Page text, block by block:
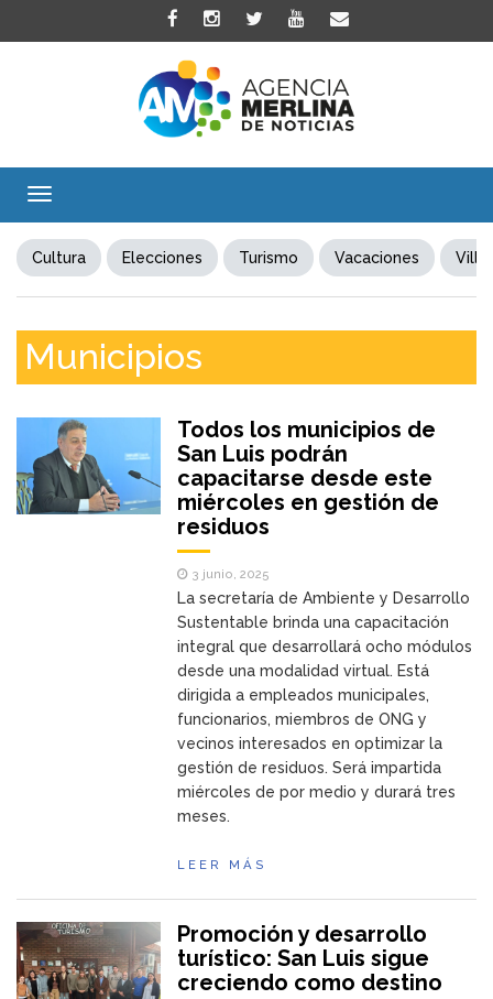
Toggle
Cultura Elecciones Turismo Vacaciones Villa
Municipios
Todos los municipios de
San Luis podrán
capacitarse desde este
miércoles en gestión de
residuos
3 junio, 2025
La secretaría de Ambiente y Desarrollo
Sustentable brinda una capacitación
integral que desarrollará ocho módulos
desde una modalidad virtual. Está
dirigida a empleados municipales,
funcionarios, miembros de ONG y
vecinos interesados en optimizar la
gestión de residuos. Será impartida
miércoles de por medio y durará tres
meses.
LEER MÁS
Promoción y desarrollo
turístico: San Luis sigue
creciendo como destino